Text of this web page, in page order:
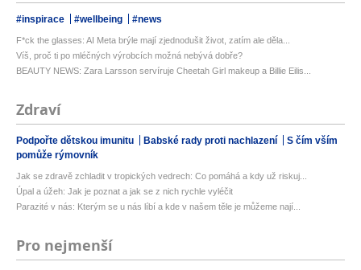
#inspirace #wellbeing #news
F*ck the glasses: AI Meta brýle mají zjednodušit život, zatím ale děla...
Víš, proč ti po mléčných výrobcích možná nebývá dobře?
BEAUTY NEWS: Zara Larsson servíruje Cheetah Girl makeup a Billie Eilis...
Zdraví
Podpořte dětskou imunitu Babské rady proti nachlazení
S čím vším
pomůže rýmovník
Jak se zdravě zchladit v tropických vedrech: Co pomáhá a kdy už riskuj...
Úpal a úžeh: Jak je poznat a jak se z nich rychle vyléčit
Parazité v nás: Kterým se u nás líbí a kde v našem těle je můžeme nají...
Pro nejmenší